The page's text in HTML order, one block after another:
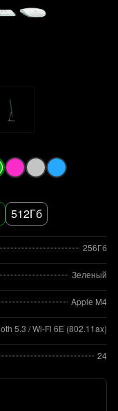
512Гб
256Гб
Зеленый
Apple M4
5.3 / Wi-Fi 6E (802.11ax)
24